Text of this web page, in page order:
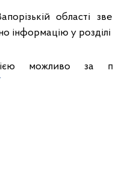
області
інформацію у розділі
можливо за